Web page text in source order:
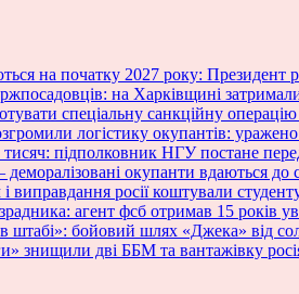
на початку 2027 року:
на Харківщині
спеціальну санкційну
логістику окупантів:
тисяч: підполковник НГУ постане
деморалізовані окупанти вдаються
і виправдання росії коштували
агент фсб отримав 15 років
штабі»: бойовий шлях «Джека» від
знищили дві ББМ та вантажівку